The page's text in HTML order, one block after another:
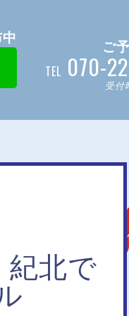
ご
TEL 070-
受付
紀北で